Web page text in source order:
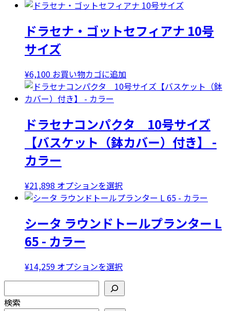
ドラセナ・ゴットセフィアナ 10号
サイズ
¥6,100 お買い物カゴに追加
ドラセナコンパクタ 10号サイズ
【バスケット（鉢カバー）付き】 -
カラー
¥21,898 オプションを選択
の
品
に
数
の
バ
リ
シータ ラウンドトールプランター L
65 - カラー
¥14,259 オプションを選択
の
検索